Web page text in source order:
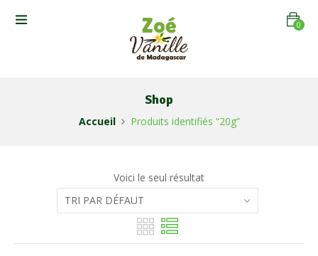
0
Shop
Accueil Produits identifiés “20g”
Voici le seul résultat